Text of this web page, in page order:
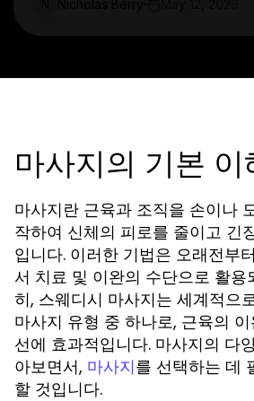
마사지의 기본 이
마사지란 근육과 조직을 손이나
작하여 신체의 피로를 줄이고 긴
입니다. 이러한 기법은 오래전부
서 치료 및 이완의 수단으로 활용
히, 스웨디시 마사지는 세계적으
마사지 유형 중 하나로, 근육의
선에 효과적입니다. 마사지의 다
아보면서, 마사지를 선택하는 데
할 것입니다.